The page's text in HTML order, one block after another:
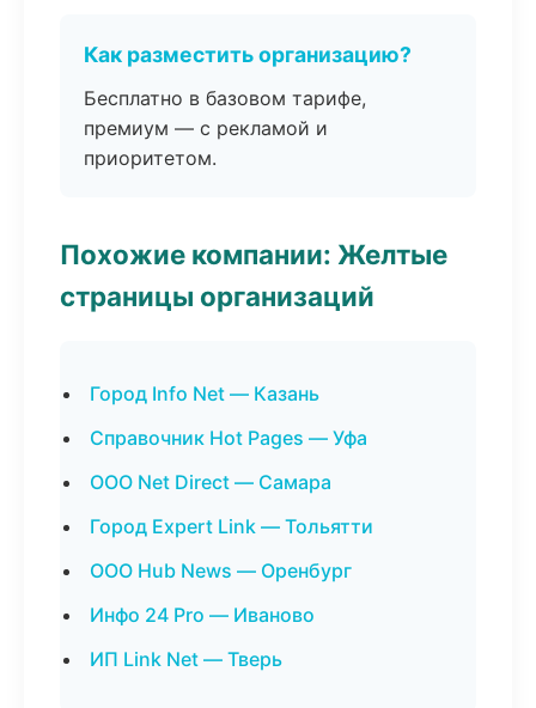
Как разместить организацию?
Бесплатно в базовом тарифе,
премиум — с рекламой и
приоритетом.
Похожие компании: Желтые
страницы организаций
Город Info Net — Казань
Справочник Hot Pages — Уфа
ООО Net Direct — Самара
Город Expert Link — Тольятти
ООО Hub News — Оренбург
Инфо 24 Pro — Иваново
ИП Link Net — Тверь